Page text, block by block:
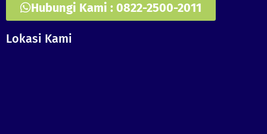
Hubungi Kami : 0822-2500-2011
Lokasi Kami